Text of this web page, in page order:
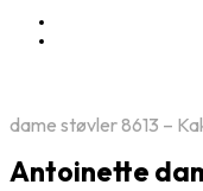
dame støvler 8613 –
Antoinette